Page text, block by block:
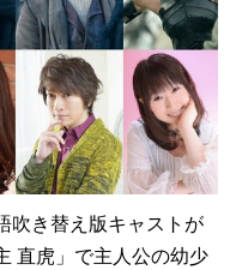
吹き替え版キャストが
直虎」で主人公の幼少